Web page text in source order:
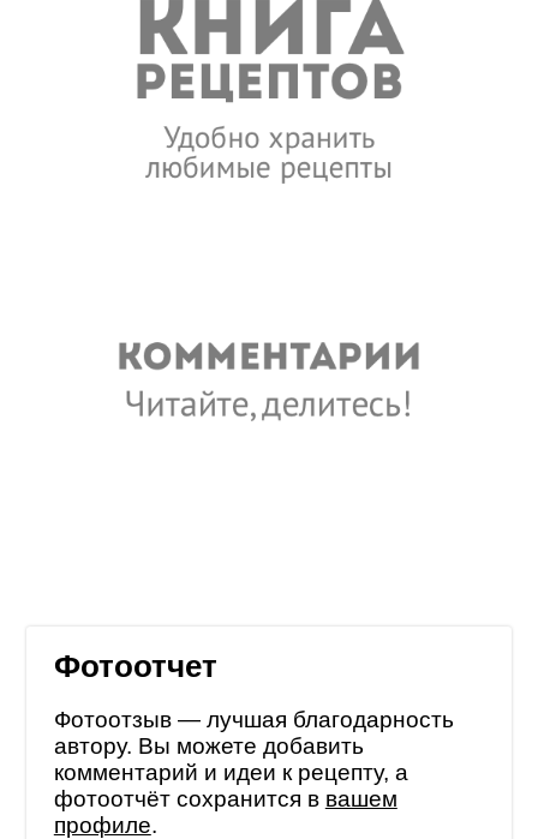
Фотоотчет
Фотоотзыв — лучшая благодарность
автору. Вы можете добавить
комментарий и идеи к рецепту, а
фотоотчёт сохранится в вашем
профиле.